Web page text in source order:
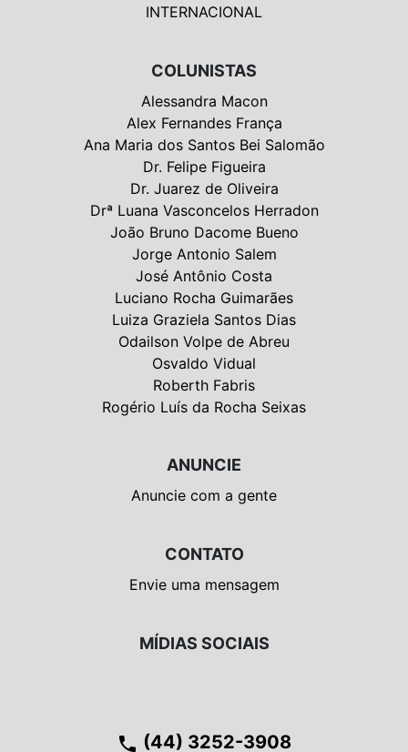
INTERNACIONAL
COLUNISTAS
Alessandra Macon
Alex Fernandes França
Ana Maria dos Santos Bei Salomão
Dr. Felipe Figueira
Dr. Juarez de Oliveira
Drª Luana Vasconcelos Herradon
João Bruno Dacome Bueno
Jorge Antonio Salem
José Antônio Costa
Luciano Rocha Guimarães
Luiza Graziela Santos Dias
Odailson Volpe de Abreu
Osvaldo Vidual
Roberth Fabris
Rogério Luís da Rocha Seixas
ANUNCIE
Anuncie com a gente
CONTATO
Envie uma mensagem
MÍDIAS SOCIAIS
phone (44) 3252-3908